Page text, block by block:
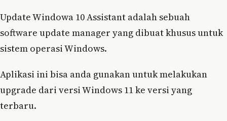
Update Windowa 10 Assistant adalah sebuah
software update manager yang dibuat khusus untuk
sistem operasi Windows.
Aplikasi ini bisa anda gunakan untuk melakukan
upgrade dari versi Windows 11 ke versi yang
terbaru.